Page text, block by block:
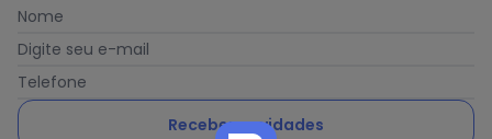
Nome
Digite seu e-mail
Telefone
Receber novidades